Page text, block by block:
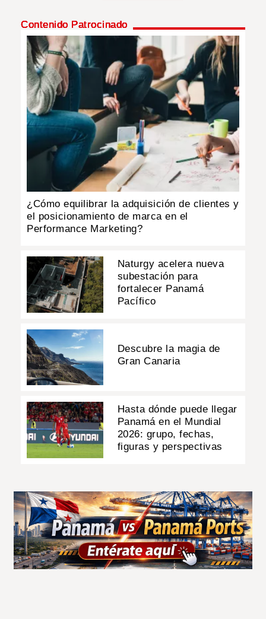
Contenido Patrocinado
¿Cómo equilibrar la adquisición de clientes y
el posicionamiento de marca en el
Performance Marketing?
Naturgy acelera nueva
subestación para
fortalecer Panamá
Pacífico
Descubre la magia de
Gran Canaria
Hasta dónde puede llegar
Panamá en el Mundial
2026: grupo, fechas,
figuras y perspectivas